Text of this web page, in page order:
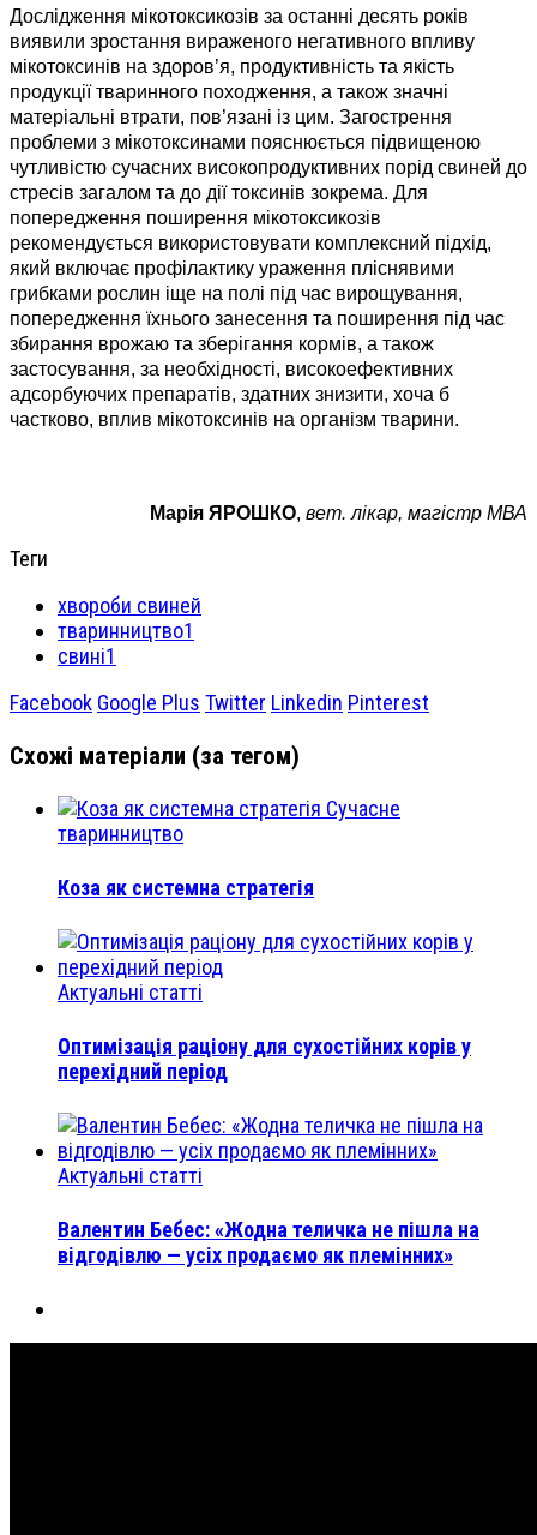
Дослідження мікотоксикозів за останні десять років
виявили зростання вираженого негативного впливу
мікотоксинів на здоров’я, продуктивність та якість
продукції тваринного походження, а також значні
матеріальні втрати, пов’язані із цим. Загострення
проблеми з мікотоксинами пояснюється підвищеною
чутливістю сучасних високопродуктивних порід свиней до
стресів загалом та до дії токсинів зокрема. Для
попередження поширення мікотоксикозів
рекомендується використовувати комплексний підхід,
який включає профілактику ураження пліснявими
грибками рослин іще на полі під час вирощування,
попередження їхнього занесення та поширення під час
збирання врожаю та зберігання кормів, а також
застосування, за необхідності, високоефективних
адсорбуючих препаратів, здатних знизити, хоча б
частково, вплив мікотоксинів на організм тварини.
Марія ЯРОШКО, вет. лікар, магістр МВА
Теги
хвороби свиней
тваринництво1
свині1
Facebook Google Plus Twitter Linkedin Pinterest
Схожі матеріали (за тегом)
Сучасне
тваринництво
Коза як системна стратегія
Актуальні статті
Оптимізація раціону для сухостійних корів у
перехідний період
Актуальні статті
Валентин Бебес: «Жодна теличка не пішла на
відгодівлю — усіх продаємо як племінних»